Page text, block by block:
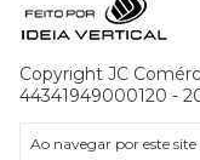
Ao navegar por este site
Copyright JC
44341949000120 -